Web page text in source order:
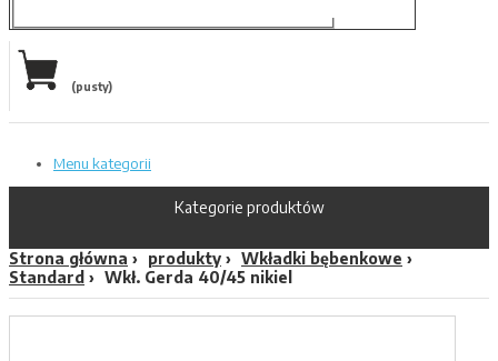
(pusty)
Menu kategorii
Kategorie produktów
Strona główna produkty
Wkładki bębenkowe
Standard
Wkł. Gerda 40/45 nikiel